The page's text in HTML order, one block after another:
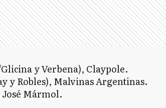
y Verbena), Claypole.
y Robles), Malvinas Argentinas.
José Mármol.